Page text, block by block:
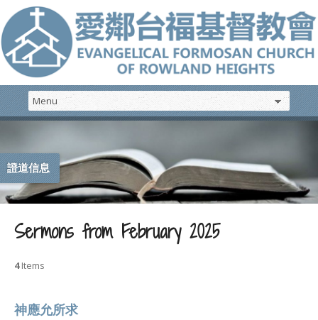
證道信息
Sermons from February 2025
4Items
神應允所求